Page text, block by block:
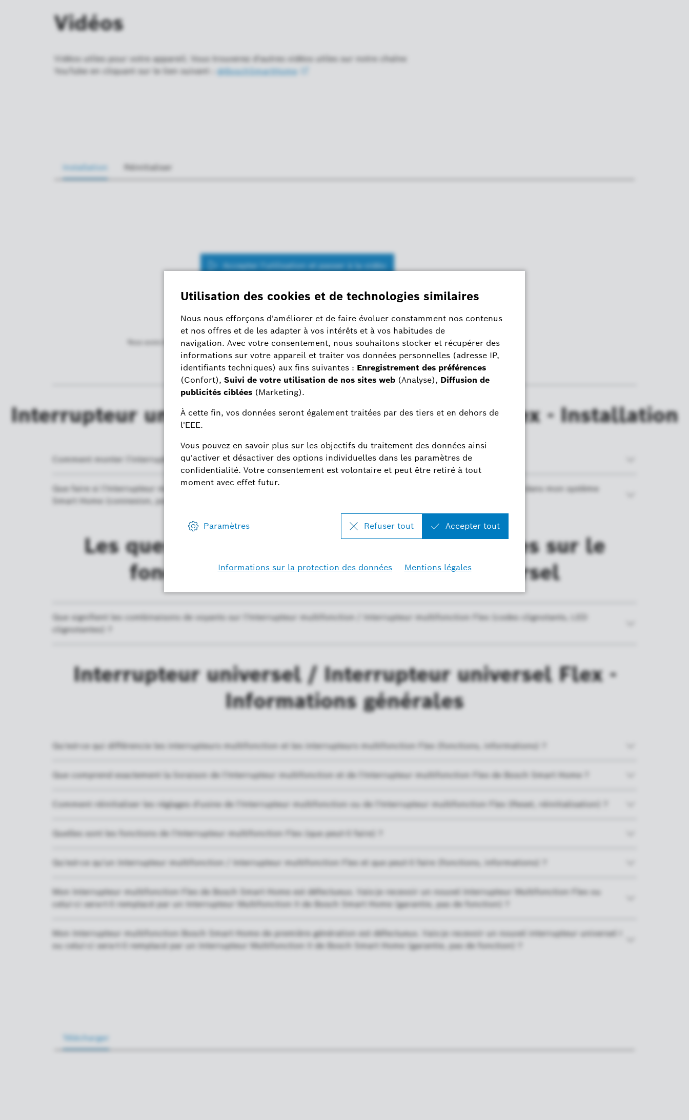
Vidéos
Vidéos utiles pour votre appareil. Vous trouverez d'autres vidéos utiles sur notre chaîne
YouTube en cliquant sur le lien suivant : @BoschSmartHome
Installation Réinitialiser
Accepter l'utilisation et passer à la vidéo
YOUTUBE
Nous avons besoin de votre consentement ! Cette vidéo ne peut malheureusement pas être lue en raison de vos
paramètres de confidentialité. Vous pouvez modifier vos paramètres à tout moment.
Protection des données
Interrupteur universel / Interrupteur universel Flex - Installation
Comment monter l'interrupteur universel et l'interrupteur universel Flex (installation, montage) ?
Que faire si l'Interrupteur multifonction / Interrupteur multifonction Flex n'est pas trouvé et ne peut pas être intégré dans mon système
Smart Home (connexion, portée, installation) ?
Les questions les plus fréquemment posées sur le
fonctionnement du Interrupteur universel
Que signifient les combinaisons de voyants sur l'Interrupteur multifonction / Interrupteur multifonction Flex (codes clignotants, LED
clignotantes) ?
Interrupteur universel / Interrupteur universel Flex -
Informations générales
Qu'est-ce qui différencie les interrupteurs multifonction et les interrupteurs multifonction Flex (fonctions, informations) ?
Que comprend exactement la livraison de l'Interrupteur multifonction et de l'Interrupteur multifonction Flex de Bosch Smart Home ?
Comment réinitialiser les réglages d'usine de l'Interrupteur multifonction ou de l'Interrupteur multifonction Flex (Reset, réinitialisation) ?
Quelles sont les fonctions de l'Interrupteur multifonction Flex (que peut-il faire) ?
Qu'est-ce qu'un Interrupteur multifonction / Interrupteur multifonction Flex et que peut-il faire (fonctions, informations) ?
Mon Interrupteur multifonction Flex de Bosch Smart Home est défectueux. Vais-je recevoir un nouvel Interrupteur Multifonction Flex ou
celui-ci sera-t-il remplacé par un Interrupteur Multifonction II de Bosch Smart Home (garantie, pas de fonction) ?
Mon Interrupteur multifonction Bosch Smart Home de première génération est défectueux. Vais-je recevoir un nouvel interrupteur universel I
ou celui-ci sera-t-il remplacé par un Interrupteur Multifonction II de Bosch Smart Home (garantie, pas de fonction) ?
Télécharger